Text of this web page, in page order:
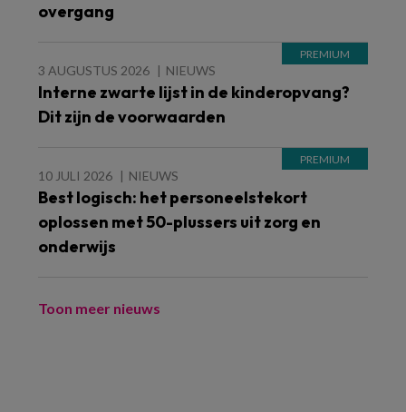
overgang
3 AUGUSTUS 2026 NIEUWS
Interne zwarte lijst in de kinderopvang?
Dit zijn de voorwaarden
10 JULI 2026 NIEUWS
Best logisch: het personeelstekort
oplossen met 50-plussers uit zorg en
onderwijs
Toon meer nieuws